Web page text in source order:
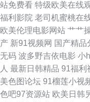
免费成人片 av成人资源 韩
欧美好看剧 老司机福利精
美性交A片 伊人五月天婷婷
合网 欧美人妻BBw 日韩国
站免费看 特级欧美在线
福利影院 老司机蜜桃在
欧美伦理电影网站 艹艹
产 新91视频网 国产精品
无码 波多野吉依电影 小
人 最新日韩精品 91福利
美色图论坛 91榴莲小视
色吧97资源站 欧美日韩